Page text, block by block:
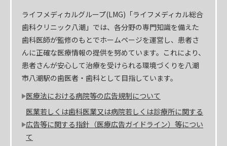
ライフメディカルグループ(LMG)「ライフメディカル総合
歯科クリニック八潮」では、各分野の専門知識を備えた
歯科医師が監修のもとでホームページを運営し、患者さ
んに正確な医療情報の提供を努めています。これにより、
患者さんが安心して治療を受けられる環境づくりを八潮
市八潮駅の歯医者・歯科として目指しています。
医療法における病院等の広告規制について
医業若しくは歯科医業又は病院若しくは診療所に関する
広告等に関する指針（医療広告ガイドライン）等につい
て